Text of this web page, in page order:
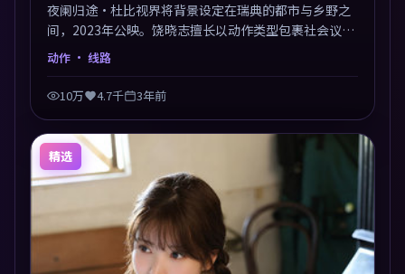
夜阑归途·杜比视界将背景设定在瑞典的都市与乡野之
间，2023年公映。饶晓志擅长以动作类型包裹社会议
题，节奏张弛有度，留白处耐人寻味。剪辑利落，悬念
动作 · 线路
10万 4.7千 3年前
精选